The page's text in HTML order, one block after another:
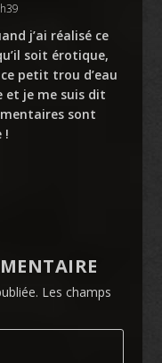
j’ai réalisé ce
soit érotique,
petit trou d’eau
et je me suis dit
sont
!
Les champs